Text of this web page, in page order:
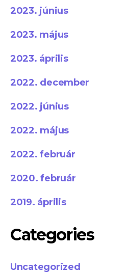
2023. június
2023. május
2023. április
2022. december
2022. június
2022. május
2022. február
2020. február
2019. április
Categories
Uncategorized